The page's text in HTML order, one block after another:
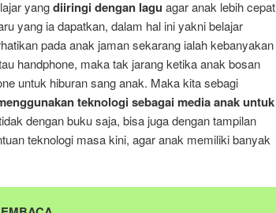
yangdiiringi dengan lagu agar anak lebih cepat
yang ia dapatkan, dalam hal ini yakni belajar
pada anak jaman sekarang ialah kebanyakan
handphone, maka tak jarang ketika anak bosan
untuk hiburan sang anak. Maka kita sebagi
teknologi sebagai media anak untuk
dengan buku saja, bisa juga dengan tampilan
teknologi masa kini, agar anak memiliki banyak